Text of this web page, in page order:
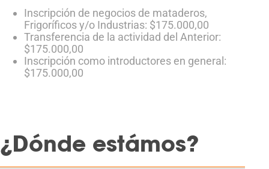
Inscripción de negocios de mataderos,
Frigoríficos y/o Industrias: $175.000,00
Transferencia de la actividad del Anterior:
$175.000,00
Inscripción como introductores en general:
$175.000,00
¿Dónde estámos?